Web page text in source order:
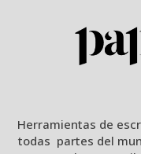
Herramientas de
todas partes del